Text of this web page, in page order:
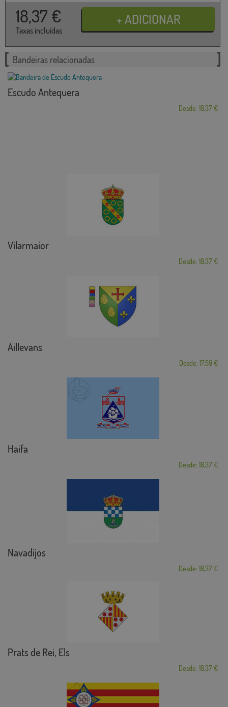
18,37 €
Taxas incluídas
Bandeiras relacionadas
Escudo Antequera
Desde: 18,37 €
Vilarmaior
Desde: 18,37 €
Aillevans
Desde: 17,59 €
Haifa
Desde: 18,37 €
Navadijos
Desde: 18,37 €
Prats de Rei, Els
Desde: 18,37 €